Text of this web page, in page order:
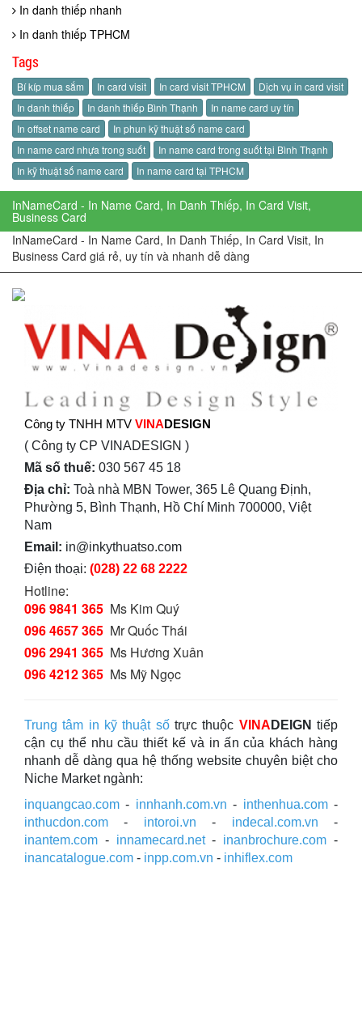
In danh thiếp nhanh
In danh thiếp TPHCM
Tags
Bí kíp mua sắm In card visit In card visit TPHCM
Dịch vụ in card visit
In danh thiếp
In danh thiếp Bình Thạnh
In name card uy tín
In offset name card
In phun kỹ thuật số name card
In name card nhựa trong suốt
In name card trong suốt tại Bình Thạnh
In kỹ thuật số name card
In name card tại TPHCM
InNameCard - In Name Card, In Danh Thiếp, In Card Visit,
Business Card
InNameCard - In Name Card, In Danh Thiếp, In Card Visit, In
Business Card giá rẻ, uy tín và nhanh dễ dàng
Công ty TNHH MTV VINADESIGN
( Công ty CP VINADESIGN )
Mã số thuế: 030 567 45 18
Địa chỉ: Toà nhà MBN Tower, 365 Lê Quang Định,
Phường 5, Bình Thạnh, Hồ Chí Minh 700000, Việt
Nam
Email: in@inkythuatso.com
Điện thoại: (028) 22 68 2222
Hotline:
096 9841 365 Ms Kim Quý
096 4657 365 Mr Quốc Thái
096 2941 365 Ms Hương Xuân
096 4212 365 Ms Mỹ Ngọc
Trung tâm in kỹ thuật sốtrực thuộc VINA DEIGN tiếp
cận cụ thể nhu cầu thiết kế và in ấn của khách hàng
nhanh dễ dàng qua hệ thống website chuyên biệt cho
Niche Market ngành:
inquangcao.com - innhanh.com.vn - inthenhua.com-
inthucdon.com - intoroi.vn - indecal.com.vn -
inantem.com - innamecard.net- inanbrochure.com -
inancatalogue.com - inpp.com.vn - inhiflex.com